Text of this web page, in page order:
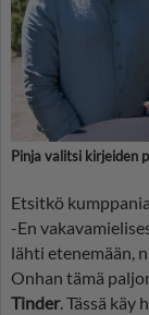
Pinja valitsi kirjeiden
Etsitkö
-En
lähti etenemään,
Onhan tämä
Tinder. Tässä käy